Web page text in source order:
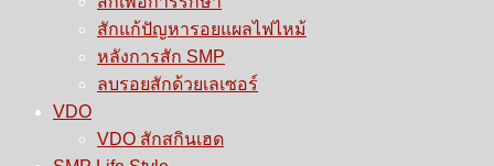
สักแก้ปัญหารอยแผลไฟไหม้
หลังการสัก SMP
ลบรอยสักด้วยเลเซอร์
VDO
VDO สักสกินเฮด